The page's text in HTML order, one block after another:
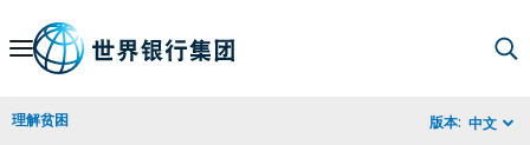
Skip
Navigation
理解贫困 版本: 中文